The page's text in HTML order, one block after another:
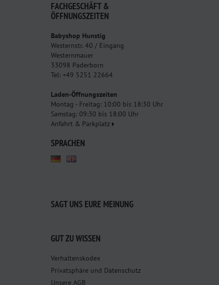
FACHGESCHÄFT &
ÖFFNUNGSZEITEN
Babyshop Hunstig
Westernstr. 40 / Eingang
Westernmauer
33098 Paderborn
Tel: +49 5251 22664
Laden-Öffnungszeiten
Montag - Freitag: 10:00 bis 18:30 Uhr
Samstag: 09:30 bis 18:00 Uhr
Anfahrt & Parkplatz
SPRACHEN
SAGT UNS EURE MEINUNG
GUT ZU WISSEN
Verhaltenskodex
Privatsphäre und Datenschutz
Unsere AGB